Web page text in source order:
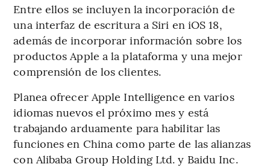
Entre ellos se incluyen la incorporación de
una interfaz de escritura a Siri en iOS 18,
además de incorporar información sobre los
productos Apple a la plataforma y una mejor
comprensión de los clientes.
Planea ofrecer Apple Intelligence en varios
idiomas nuevos el próximo mes y está
trabajando arduamente para habilitar las
funciones en China como parte de las alianzas
con Alibaba Group Holding Ltd. y Baidu Inc.